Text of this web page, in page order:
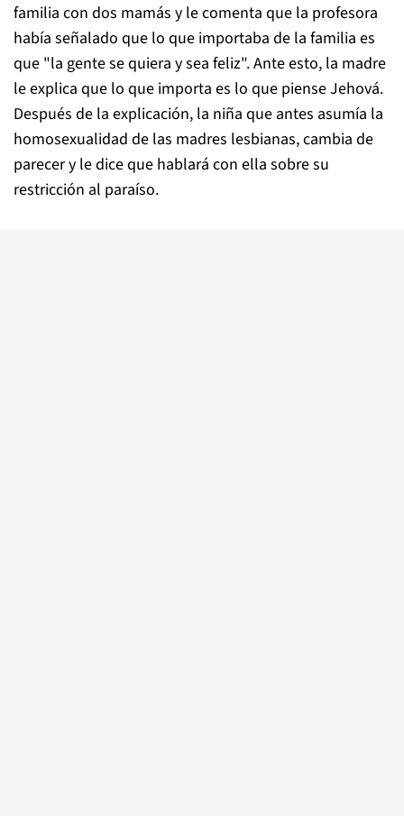
familia con dos mamás y le comenta que la profesora
había señalado que lo que importaba de la familia es
que "la gente se quiera y sea feliz". Ante esto, la madre
le explica que lo que importa es lo que piense Jehová.
Después de la explicación, la niña que antes asumía la
homosexualidad de las madres lesbianas, cambia de
parecer y le dice que hablará con ella sobre su
restricción al paraíso.